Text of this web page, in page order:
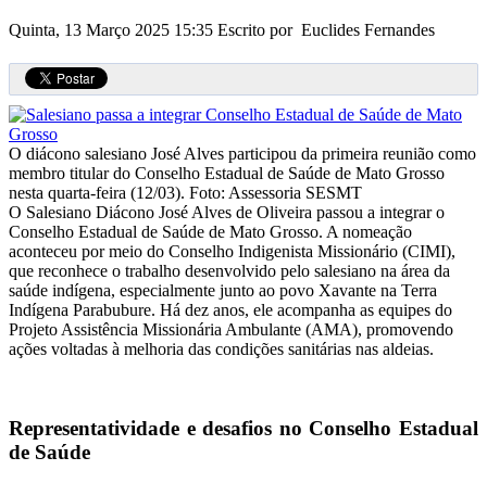
Quinta, 13 Março 2025 15:35 Escrito por Euclides Fernandes
O diácono salesiano José Alves participou da primeira reunião como
membro titular do Conselho Estadual de Saúde de Mato Grosso
nesta quarta-feira (12/03). Foto: Assessoria SESMT
O Salesiano Diácono José Alves de Oliveira passou a integrar o
Conselho Estadual de Saúde de Mato Grosso. A nomeação
aconteceu por meio do Conselho Indigenista Missionário (CIMI),
que reconhece o trabalho desenvolvido pelo salesiano na área da
saúde indígena, especialmente junto ao povo Xavante na Terra
Indígena Parabubure. Há dez anos, ele acompanha as equipes do
Projeto Assistência Missionária Ambulante (AMA), promovendo
ações voltadas à melhoria das condições sanitárias nas aldeias.
Representatividade e desafios no Conselho Estadual
de Saúde